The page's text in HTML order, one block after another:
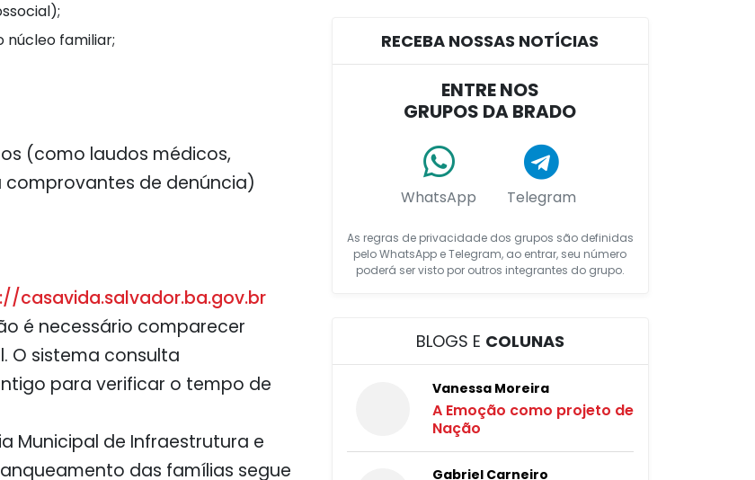
núcleo familiar;
(como laudos médicos,
comprovantes de denúncia)
casavida.salvador.ba.gov.br
é necessário comparecer
O sistema consulta
para verificar o tempo de
Municipal de Infraestrutura e
das famílias segue
RECEBA NOSSAS NOTÍCIAS
ENTRE NOS
GRUPOS DA BRADO
WhatsApp Telegram
As regras de privacidade dos grupos são definidas
pelo WhatsApp e Telegram, ao entrar, seu número
poderá ser visto por outros integrantes do grupo.
BLOGS E COLUNAS
Vanessa Moreira
A Emoção como projeto de
Nação
Gabriel Carneiro